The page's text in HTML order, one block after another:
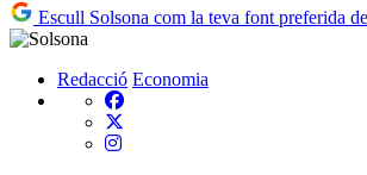
Escull Solsona com la teva font preferida
Redacció Economia